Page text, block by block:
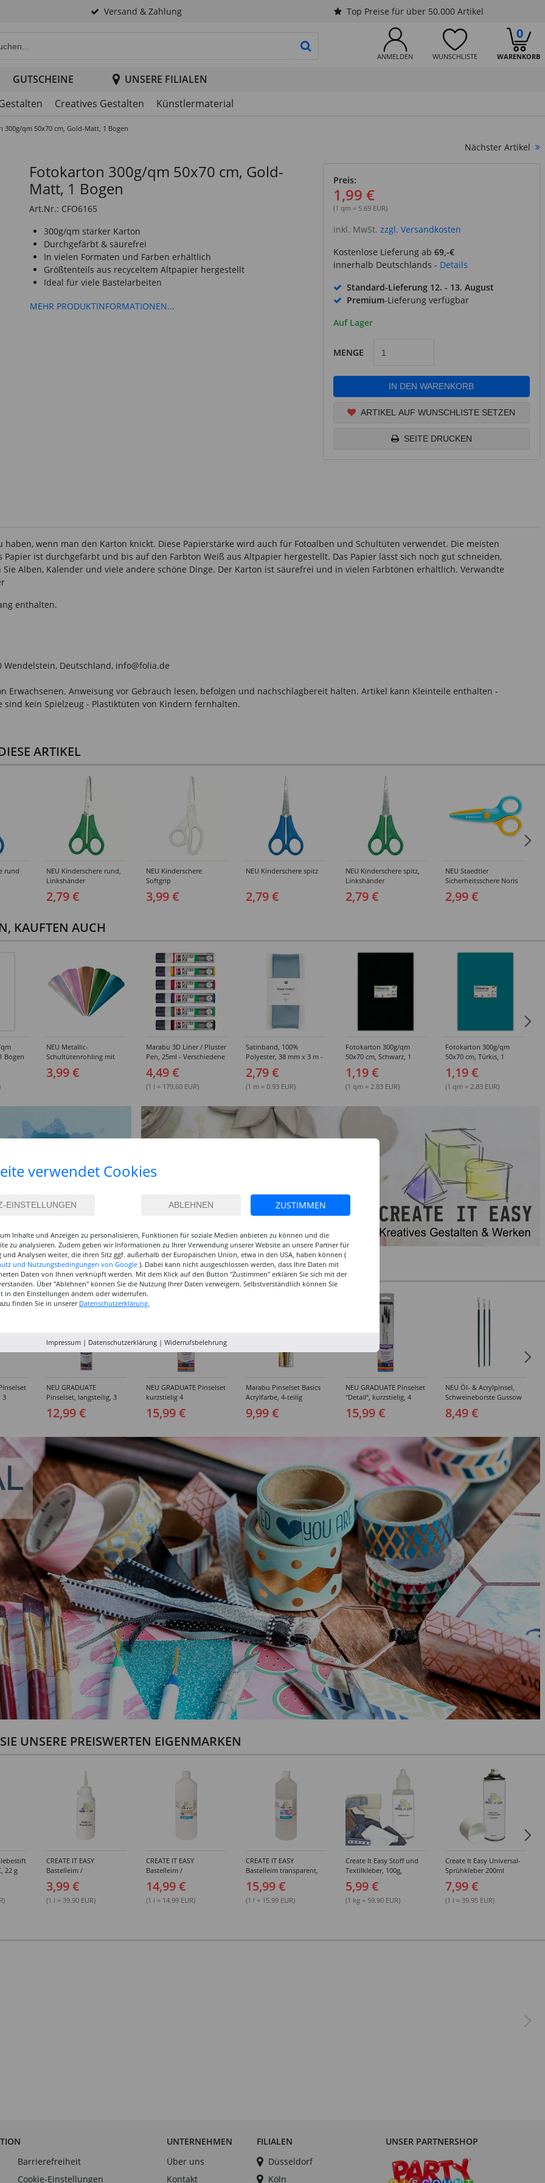
Versand & Zahlung Top Preise für über 50.000 Artikel
ANMELDEN WUNSCHLISTE WARENKORB
0
PRODUKTSUCHE STARTEN
GUTSCHEINE
UNSERE FILIALEN
Creatives Gestalten Künstlermaterial
300g/qm 50x70 cm, Gold-Matt, 1 Bogen
Nächster Artikel
Fotokarton 300g/qm 50x70 cm, Gold-
Matt, 1 Bogen
Art.Nr.: CFO6165
300g/qm starker Karton
Durchgefärbt & säurefrei
In vielen Formaten und Farben erhältlich
Größtenteils aus recyceltem Altpapier hergestellt
Ideal für viele Bastelarbeiten
MEHR PRODUKTINFORMATIONEN...
Preis:
1,99 €
(1 qm = 5.69 EUR)
inkl. MwSt. zzgl. Versandkosten
Kostenlose Lieferung ab 69,-€
innerhalb Deutschlands - Details
Standard-Lieferung 12. - 13. August
Premium-Lieferung verfügbar
Auf Lager
MENGE
IN DEN WARENKORB
ARTIKEL AUF WUNSCHLISTE SETZEN
SEITE DRUCKEN
wenn man den Karton knickt. Diese Papierstärke wird auch für Fotoalben und Schultüten verwendet. Die meisten
ist durchgefärbt und bis auf den Farbton Weiß aus Altpapier hergestellt. Das Papier lässt sich noch gut schneiden,
Alben, Kalender und viele andere schöne Dinge. Der Karton ist säurefrei und in vielen Farbtönen erhältlich. Verwandte
enthalten.
Deutschland, info@folia.de
Anweisung vor Gebrauch lesen, befolgen und nachschlagbereit halten. Artikel kann Kleinteile enthalten -
kein Spielzeug - Plastiktüten von Kindern fernhalten.
ARTIKEL
rund
NEU Kinderschere rund,
Linkshänder
2,79 €
NEU Kinderschere
Softgrip
3,99 €
NEU Kinderschere spitz
2,79 €
NEU Kinderschere spitz,
Linkshänder
2,79 €
NEU Staedtler
Sicherheitsschere Noris
Junior
2,99 €
KAUFTEN AUCH
Bogen
NEU Metallic-
Schultütenrohling mit
Steckverschluss, 6-eckig,
65 cm, 1 Stück -
3,99 €
Marabu 3D Liner / Pluster
Pen, 25ml - Verschiedene
Farben
4,49 €
(1 l = 179.60 EUR)
Satinband, 100%
Polyester, 38 mm x 3 m -
Verschiedene Farben
2,79 €
(1 m = 0.93 EUR)
Fotokarton 300g/qm
50x70 cm, Schwarz, 1
Bogen
1,19 €
(1 qm = 2.83 EUR)
Fotokarton 300g/qm
50x70 cm, Türkis, 1
Bogen
1,19 €
(1 qm = 2.83 EUR)
3
NEU GRADUATE
Pinselset, langsteilig, 3
12,99 €
NEU GRADUATE Pinselset
kurzstielig 4
15,99 €
Marabu Pinselset Basics
Acrylfarbe, 4-teilig
9,99 €
NEU GRADUATE Pinselset
"Detail“, kurzstielig, 4
15,99 €
NEU Öl- & Acrylpinsel,
Schweineborste Gussow
8,49 €
UNSERE PREISWERTEN EIGENMARKEN
22 g
CREATE IT EASY
Bastelleim /
Buchbinderleim, 100 ml
3,99 €
(1 l = 39.90 EUR)
CREATE IT EASY
Bastelleim /
Buchbinderleim, 1000 ml
14,99 €
(1 l = 14.99 EUR)
CREATE IT EASY
Bastelleim transparent,
ohne Lösungsmittel,
1000 ml
15,99 €
(1 l = 15.99 EUR)
Create It Easy Stoff und
Textilkleber, 100g,
Kunststoffflasche mit
Maldüse
5,99 €
(1 kg = 59.90 EUR)
Create It Easy Universal-
Sprühkleber 200ml
(permanent)
7,99 €
(1 l = 39.95 EUR)
Barrierefreiheit
Cookie-Einstellungen
UNTERNEHMEN
Über uns
Kontakt
FILIALEN
Düsseldorf
Köln
UNSER PARTNERSHOP
verwendet Cookies
ZUSTIMMEN
Inhalte und Anzeigen zu personalisieren, Funktionen für soziale Medien anbieten zu können und die
zu analysieren. Zudem geben wir Informationen zu Ihrer Verwendung unserer Website an unsere Partner für
und Analysen weiter, die ihren Sitz ggf. außerhalb der Europäischen Union, etwa in den USA, haben können (
und Nutzungsbedingungen von Google ). Dabei kann nicht ausgeschlossen werden, dass Ihre Daten mit
Daten von Ihnen verknüpft werden. Mit dem Klick auf den Button "Zustimmen" erklären Sie sich mit der
Über "Ablehnen" können Sie die Nutzung Ihrer Daten verweigern. Selbstverständlich können Sie
in den Einstellungen ändern oder widerrufen.
finden Sie in unserer Datenschutzerklärung.
Impressum| Datenschutzerklärung| Widerrufsbelehrung